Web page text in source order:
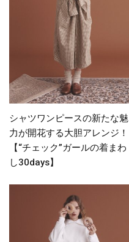
シャツワンピースの新たな魅
力が開花する大胆アレンジ！
【“チェック”ガールの着まわ
し30days】